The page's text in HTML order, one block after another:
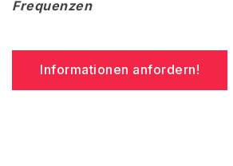
Frequenzen
Informationen anfordern!